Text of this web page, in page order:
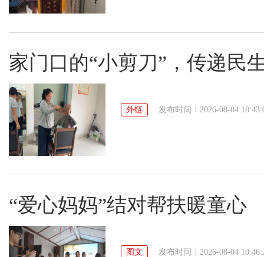
家门口的“小剪刀”，传递民
外链 发布时间：2026-08-04
“爱心妈妈”结对帮扶暖童心
图文 发布时间：2026-08-04